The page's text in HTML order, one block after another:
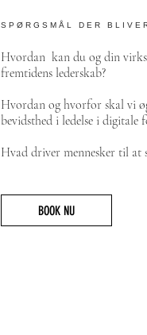
SPØRGSMÅL DER
Hvordan kan du og din
fremtidens lederskab?
Hvordan og hvorfor skal vi
bevidsthed i ledelse i digitale
Hvad driver mennesker til at
BOOK NU